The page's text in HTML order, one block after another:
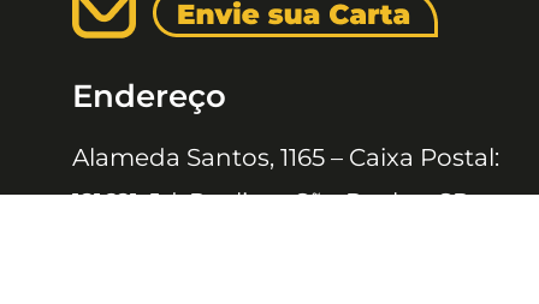
Endereço
Alameda Santos, 1165 – Caixa Postal:
121621, Jd. Paulista, São Paulo – SP,